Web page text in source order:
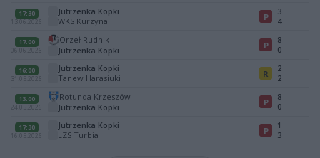
17:30
13.06.2026
Jutrzenka Kopki
WKS Kurzyna
P
3
4
17:00
06.06.2026
Orzeł Rudnik
Jutrzenka Kopki
P
8
0
16:00
31.05.2026
Jutrzenka Kopki
Tanew Harasiuki
R
2
2
13:00
24.05.2026
Rotunda Krzeszów
Jutrzenka Kopki
P
8
0
17:30
16.05.2026
Jutrzenka Kopki
LZS Turbia
P
1
3